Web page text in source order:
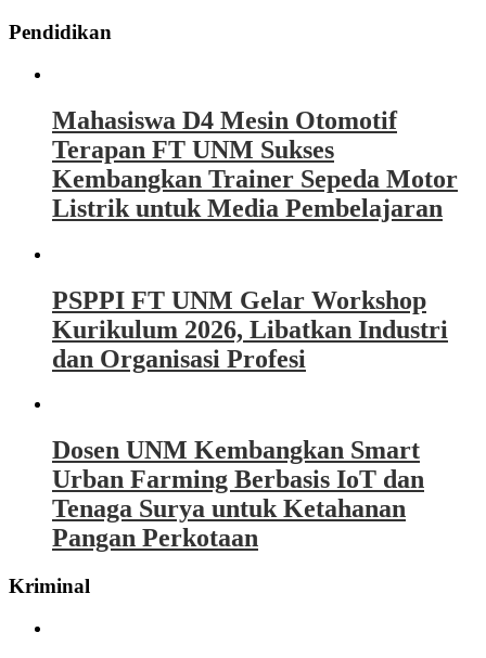
Pendidikan
Mahasiswa D4 Mesin Otomotif
Terapan FT UNM Sukses
Kembangkan Trainer Sepeda Motor
Listrik untuk Media Pembelajaran
PSPPI FT UNM Gelar Workshop
Kurikulum 2026, Libatkan Industri
dan Organisasi Profesi
Dosen UNM Kembangkan Smart
Urban Farming Berbasis IoT dan
Tenaga Surya untuk Ketahanan
Pangan Perkotaan
Kriminal